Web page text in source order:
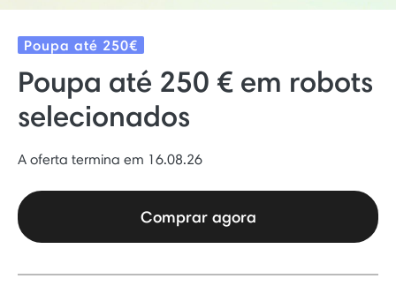
Poupa até 250€
Poupa até 250 € em robots
selecionados
A oferta termina em 16.08.26
Comprar agora